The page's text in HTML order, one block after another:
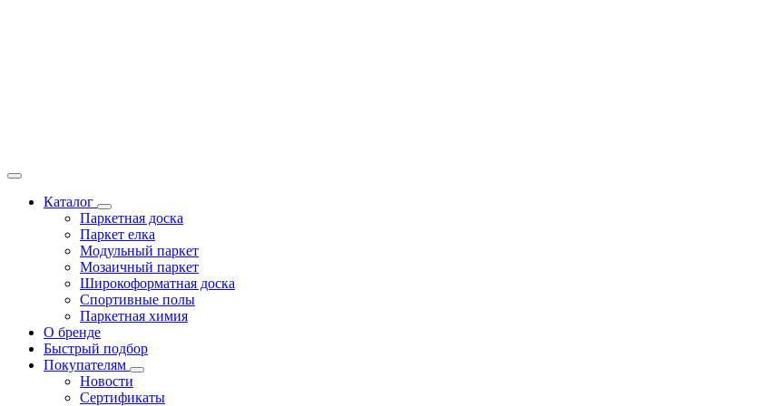
Каталог
Паркетная доска
Паркет елка
Модульный паркет
Мозаичный паркет
Широкоформатная доска
Спортивные полы
Паркетная химия
О бренде
Быстрый подбор
Покупателям
Новости
Сертификаты